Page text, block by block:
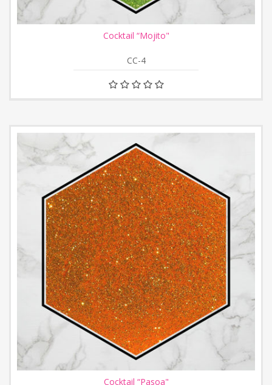
Cocktail “Mojito"
CC-4
Cocktail “Pasoa"